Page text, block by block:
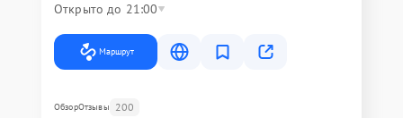
Открыто до 21:00
Маршрут
ОбзорОтзывы 200